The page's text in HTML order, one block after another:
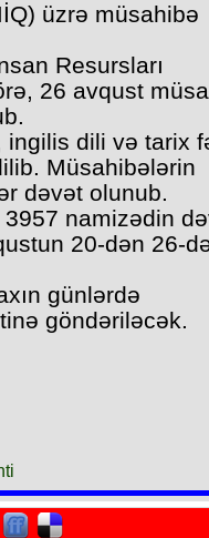
üzrə müsahibə
Resursları
26 avqust
dili və tarix
Müsahibələrin
dəvət olunub.
namizədin
20-dən 26-
günlərdə
göndəriləcək.